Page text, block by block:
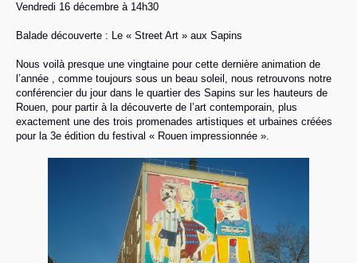
Vendredi 16 décembre à 14h30
Balade découverte : Le « Street Art » aux Sapins
Nous voilà presque une vingtaine pour cette dernière animation de
l’année , comme toujours sous un beau soleil, nous retrouvons notre
conférencier du jour dans le quartier des Sapins sur les hauteurs de
Rouen, pour partir à la découverte de l’art contemporain, plus
exactement une des trois promenades artistiques et urbaines créées
pour la 3e édition du festival « Rouen impressionnée ».